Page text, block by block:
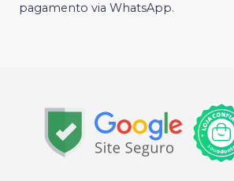
pagamento via WhatsApp.